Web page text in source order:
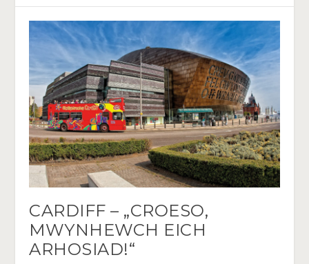
CARDIFF – „CROESO,
MWYNHEWCH EICH
ARHOSIAD!“